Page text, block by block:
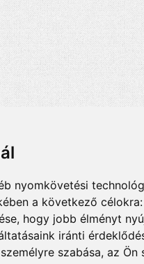
nyomkövetési
a következő célokra:
, hogy jobb élményt
iránti
szabása, az Ön